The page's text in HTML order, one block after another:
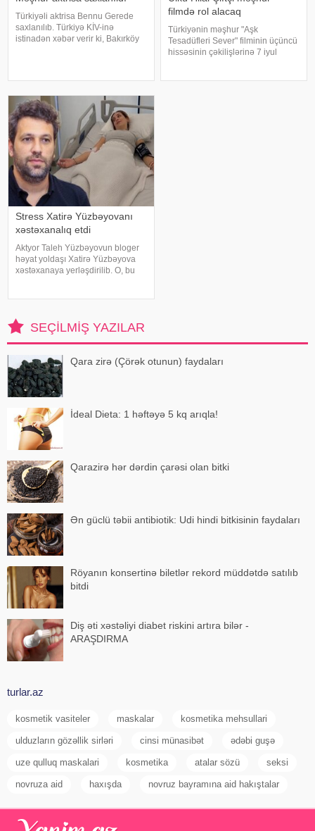
Türkiyəli aktrisa Bennu Gerede
saxlanılıb. Türkiyə KİV-inə
istinadən xəbər verir ki, Bakırköy
fikirlərlə bağlı "ədəbsizlik" ittiham
filmdə rol alacaq
Türkiyənin məşhur "Aşk
Tesadüfleri Sever" filminin üçüncü
hissəsinin çəkilişlərinə 7 iyul
Stress Xatirə Yüzbəyovanı
xəstəxanalıq etdi
Aktyor Taleh Yüzbəyovun bloger
həyat yoldaşı Xatirə Yüzbəyova
xəstəxanaya yerləşdirilib. O, bu
GördüSEÇILMIŞ YAZILAR
Qara zirə (Çörək otunun) faydaları
İdeal Dieta: 1 həftəyə 5 kq arıqla!
Qarazirə hər dərdin çarəsi olan bitki
Ən güclü təbii antibiotik: Udi hindi bitkisinin faydaları
Röyanın konsertinə biletlər rekord müddətdə satılıb
bitdi
Diş əti xəstəliyi diabet riskini artıra bilər -
ARAŞDIRMA
turlar.az
kosmetik vasiteler maskalar kosmetika mehsullari
ulduzların gözəllik sirləri cinsi münasibət ədəbi guşə
uze qulluq maskalari kosmetika atalar sözü seksi
novruza aid haxışda novruz bayramına aid hakıştalar